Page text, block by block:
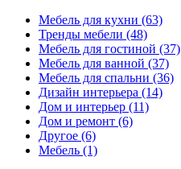
Мебель для кухни (63)
Тренды мебели (48)
Мебель для гостиной (37)
Мебель для ванной (37)
Мебель для спальни (36)
Дизайн интерьера (14)
Дом и интерьер (11)
Дом и ремонт (6)
Другое (6)
Мебель (1)